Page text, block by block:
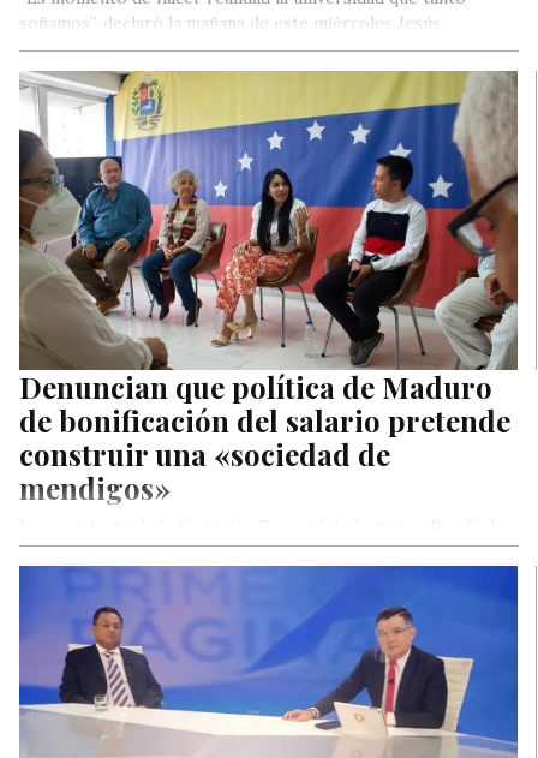
soñamos”, declaró la mañana de este miércoles Jesús
Mendoza, candidato a…
Denuncian que política de Maduro
de bonificación del salario pretende
construir una «sociedad de
mendigos»
Solórzano, reiteró este miércoles que el régimen sigue